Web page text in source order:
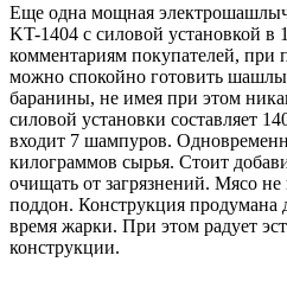
Еще одна мощная
KT-1404 с силовой установкой в
комментариям покупателей, при
можно спокойно готовить
баранины, не имея при этом
силовой установки составляет
входит 7 шампуров.
килограммов сырья. Стоит
очищать от загрязнений. Мясо не
поддон. Конструкция продумана
время жарки. При этом радует
конструкции.